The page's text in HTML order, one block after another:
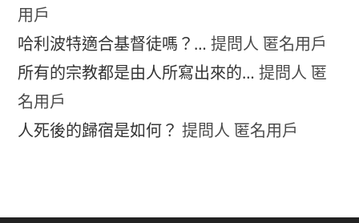
用戶
哈利波特適合基督徒嗎？… 提問人 匿名用戶
所有的宗教都是由人所寫出來的… 提問人 匿
名用戶
人死後的歸宿是如何？ 提問人 匿名用戶